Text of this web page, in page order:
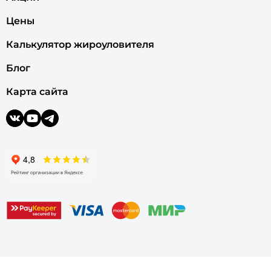
Цены
Калькулятор жироуловителя
Блог
Карта сайта